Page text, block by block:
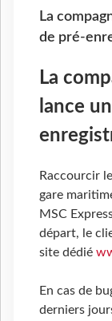
La
de pré-
La
lance
Raccourcir
gare
MSC
départ, le
site dédié
En cas de
derniers